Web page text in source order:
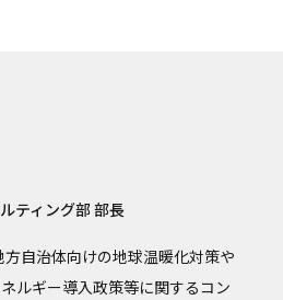
ティング部 部長
自治体向けの地球温暖化対策や
ルギー導入政策等に関するコン